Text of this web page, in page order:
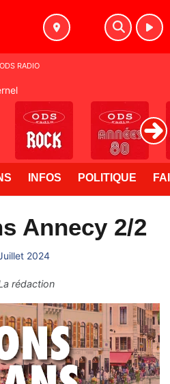
INFOS POLITIQUE
Annecy 2/2
2024
rédaction
RADIO